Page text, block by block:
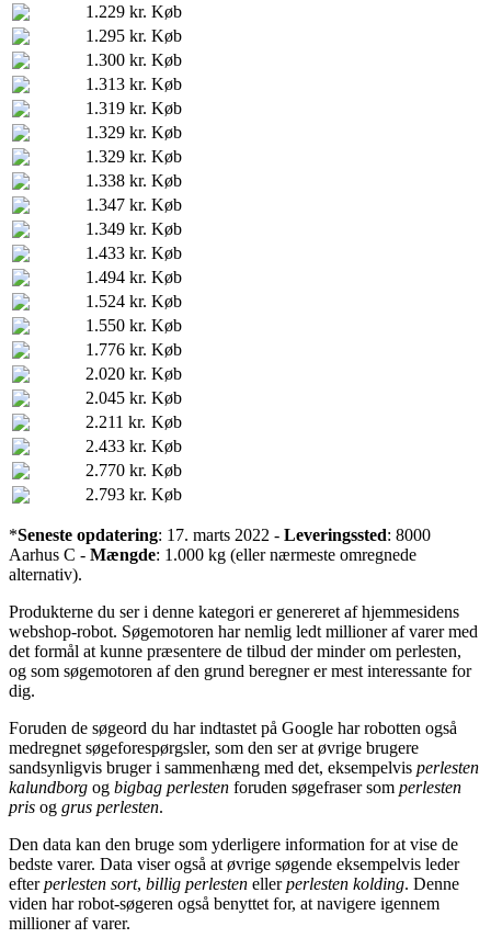
1.229 kr. Køb
1.295 kr. Køb
1.300 kr. Køb
1.313 kr. Køb
1.319 kr. Køb
1.329 kr. Køb
1.329 kr. Køb
1.338 kr. Køb
1.347 kr. Køb
1.349 kr. Køb
1.433 kr. Køb
1.494 kr. Køb
1.524 kr. Køb
1.550 kr. Køb
1.776 kr. Køb
2.020 kr. Køb
2.045 kr. Køb
2.211 kr. Køb
2.433 kr. Køb
2.770 kr. Køb
2.793 kr. Køb
*Seneste opdatering: 17. marts 2022 - Leveringssted: 8000
Aarhus C - Mængde: 1.000 kg (eller nærmeste omregnede
alternativ).
Produkterne du ser i denne kategori er genereret af hjemmesidens
webshop-robot. Søgemotoren har nemlig ledt millioner af varer med
det formål at kunne præsentere de tilbud der minder om perlesten,
og som søgemotoren af den grund beregner er mest interessante for
dig.
Foruden de søgeord du har indtastet på Google har robotten også
medregnet søgeforespørgsler, som den ser at øvrige brugere
sandsynligvis bruger i sammenhæng med det, eksempelvis perlesten
kalundborg og bigbag perlesten foruden søgefraser som perlesten
pris og grus perlesten.
Den data kan den bruge som yderligere information for at vise de
bedste varer. Data viser også at øvrige søgende eksempelvis leder
efterperlesten sort, billig perlesten ellerperlesten kolding. Denne
viden har robot-søgeren også benyttet for, at navigere igennem
millioner af varer.